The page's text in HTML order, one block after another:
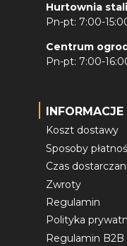
Hurtownia stali
Pn-pt: 7:00-
Centrum
Pn-pt: 7:00-
Koszt dostawy
Sposoby
Czas
Zwroty
Regulamin
Polityka
Regulamin B2B